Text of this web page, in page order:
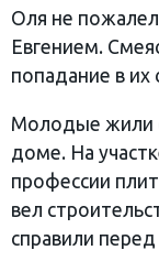
Оля не
Евгением.
попадание в их
Молодые жили
доме. На
профессии
вел
справили